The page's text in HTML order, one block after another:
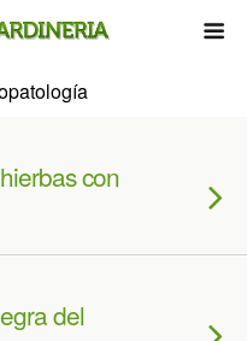
con
del